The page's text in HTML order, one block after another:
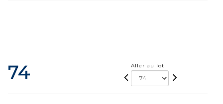
74 Aller au lot